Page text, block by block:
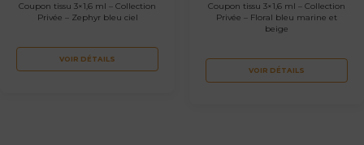
Coupon tissu 3×1,6 ml – Collection
Privée – Zephyr bleu ciel
VOIR DÉTAILS
Coupon tissu 3×1,6 ml – Collection
Privée – Floral bleu marine et
beige
VOIR DÉTAILS